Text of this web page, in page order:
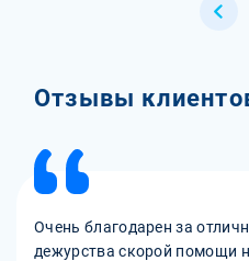
Отзывы
Очень благодарен за
дежурства скорой помощи